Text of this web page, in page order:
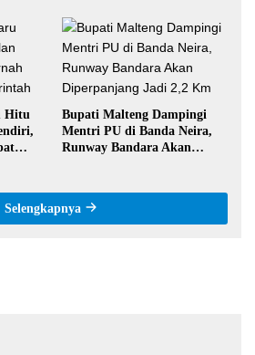
Orang Basudara
Hitu
Bupati Malteng Dampingi
Mentri PU di Banda Neira,
Runway Bandara Akan
Selengkapnya